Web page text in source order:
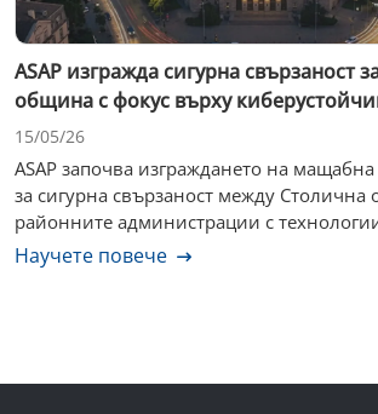
ASAP изгражда сигурна свързаност
община с фокус върху
15/05/26
ASAP започва изграждането на
за сигурна свързаност между
районните администрации с
Научете повече